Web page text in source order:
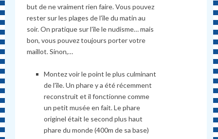
but de ne vraiment rien faire. Vous pouvez
rester sur les plages de l’île du matin au
soir. On pratique sur l’île le nudisme… mais
bon, vous pouvez toujours porter votre
maillot. Sinon,…
Montez voir le point le plus culminant
de l’île. Un phare y a été récemment
reconstruit et il fonctionne comme
un petit musée en fait. Le phare
originel était le second plus haut
phare du monde (400m de sa base)